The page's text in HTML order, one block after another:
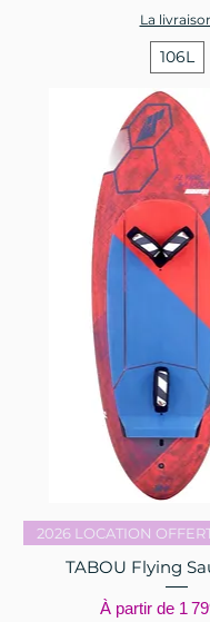
La
106L
2026 LOCATION
TABOU Flying
À partir de 1
Prix